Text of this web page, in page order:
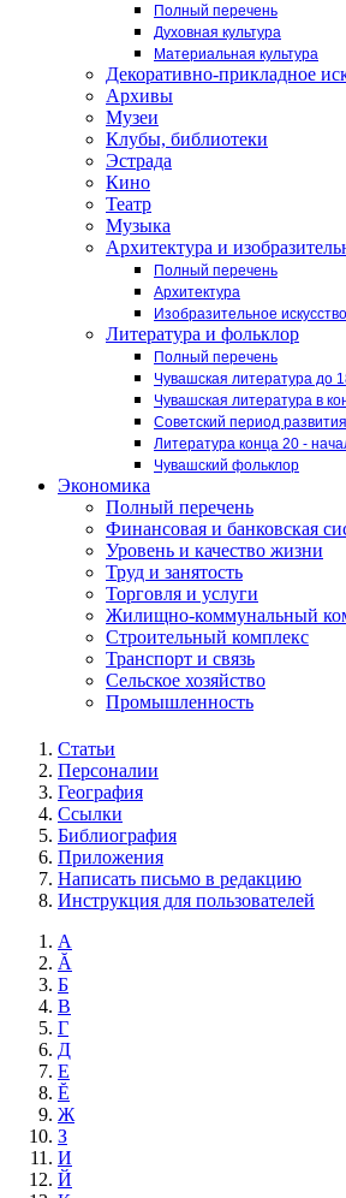
Полный перечень
Духовная культура
Материальная культура
Декоративно-прикладное
Архивы
Музеи
Клубы, библиотеки
Эстрада
Кино
Театр
Музыка
Архитектура и
Полный перечень
Архитектура
Изобразительное искусство
Литература и фольклор
Полный перечень
Чувашская литература до
Чувашская литература в
Советский период
Литература конца 20 -
Чувашский фольклор
Экономика
Полный перечень
Финансовая и банковская
Уровень и качество жизни
Труд и занятость
Торговля и услуги
Жилищно-коммунальный
Строительный комплекс
Транспорт и связь
Сельское хозяйство
Промышленность
Статьи
Персоналии
География
Ссылки
Библиография
Приложения
Написать письмо в редакцию
Инструкция для пользователей
А
Ă
Б
В
Г
Д
Е
Ĕ
Ж
З
И
Й